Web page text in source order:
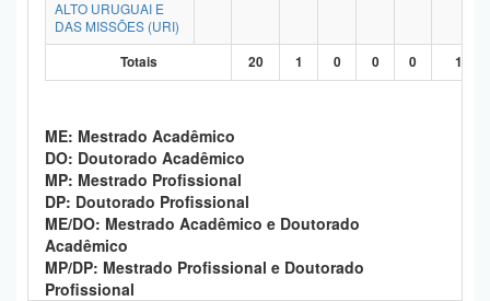
ALTO URUGUAI E
DAS MISSÕES (URI)
Totais 20 1 0 0 0 19
ME: Mestrado Acadêmico
DO: Doutorado Acadêmico
MP: Mestrado Profissional
DP: Doutorado Profissional
ME/DO: Mestrado Acadêmico e Doutorado
Acadêmico
MP/DP: Mestrado Profissional e Doutorado
Profissional